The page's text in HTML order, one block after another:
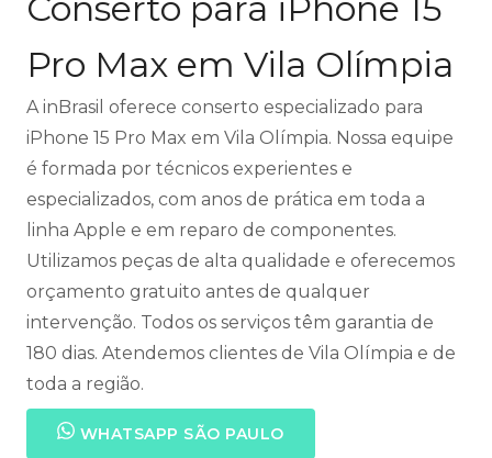
Pro Max em Vila Olímpia
A inBrasil oferece conserto especializado para
iPhone 15 Pro Max em Vila Olímpia. Nossa equipe
é formada por técnicos experientes e
especializados, com anos de prática em toda a
linha Apple e em reparo de componentes.
Utilizamos peças de alta qualidade e oferecemos
orçamento gratuito antes de qualquer
intervenção. Todos os serviços têm garantia de
180 dias. Atendemos clientes de Vila Olímpia e de
toda a região.
WHATSAPP SÃO PAULO